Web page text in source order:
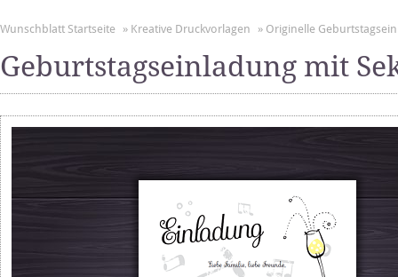
Wunschblatt Startseite » Kreative Druckvorlagen » Originelle
Geburtstagseinladung mit